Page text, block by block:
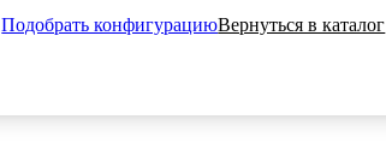
Подобрать конфигурациюВернуться в каталог